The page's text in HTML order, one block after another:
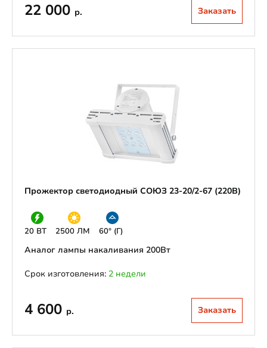
22 000 р. Заказать
Прожектор светодиодный СОЮЗ 23-20/2-67 (220В)
20 ВТ 2500 ЛМ 60° (Г)
Аналог лампы накаливания 200Вт
Срок изготовления: 2 недели
4 600 р. Заказать